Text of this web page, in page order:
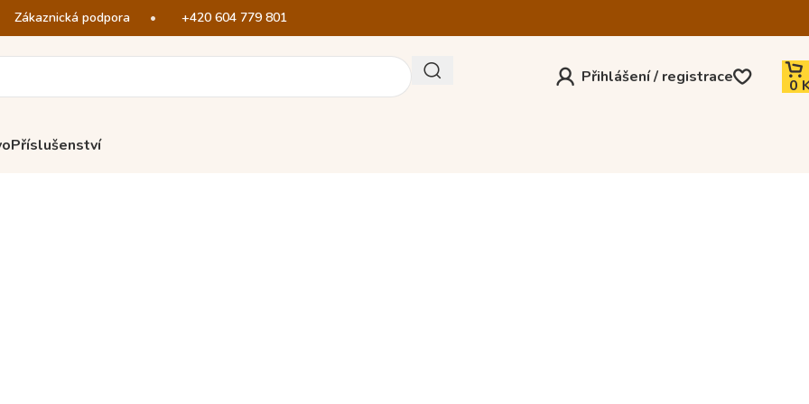
Zákaznická podpora • +420 604 779 801
Přihlášení / registrace 0
Příslušenství